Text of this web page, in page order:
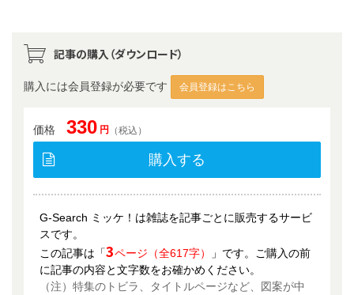
記事の購入（ダウンロード）
購入には会員登録が必要です 会員登録はこちら
価格 330 円 （税込）
購入する
G-Search ミッケ！は雑誌を記事ごとに販売するサービ
スです。
この記事は「3ページ（全617字）
」です。ご購入の前
に記事の内容と文字数をお確かめください。
（注）特集のトビラ、タイトルページなど、図案が中